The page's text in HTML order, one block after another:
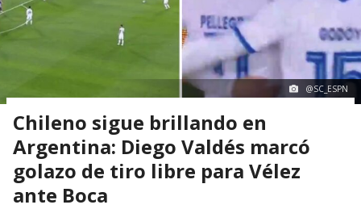
@SC_ESPN
Chileno sigue brillando en
Argentina: Diego Valdés marcó
golazo de tiro libre para Vélez
ante Boca